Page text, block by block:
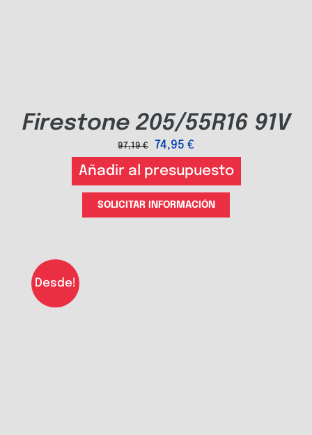
Firestone 205/55R16 91V
97,19€ 74,95 €
Añadir al presupuesto
SOLICITAR INFORMACIÓN
Desde!